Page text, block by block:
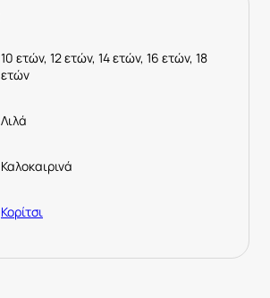
10 ετών, 12 ετών, 14 ετών, 16 ετών, 18
ετών
Λιλά
Καλοκαιρινά
Κορίτσι